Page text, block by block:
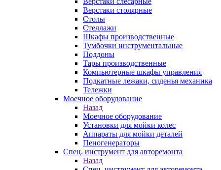
Верстаки столярные
Столы
Стеллажи
Шкафы производственные
Тумбочки инструментальные
Поддоны
Тары производственные
Компьютерные шкафы управления
Подкатные лежаки, сиденья механика
Тележки
Моечное оборудование
Назад
Моечное оборудование
Установки для мойки колес
Аппараты для мойки деталей
Пеногенераторы
Спец. инструмент для авторемонта
Назад